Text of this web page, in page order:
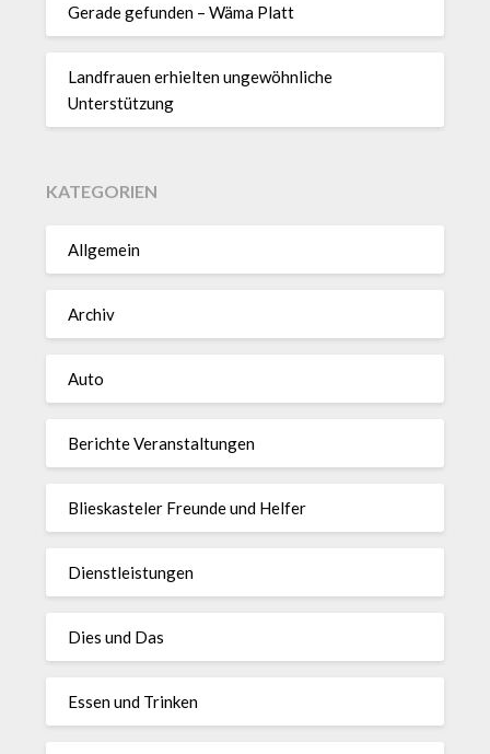
Gerade gefunden – Wäma Platt
Landfrauen erhielten ungewöhnliche
Unterstützung
KATEGORIEN
Allgemein
Archiv
Auto
Berichte Veranstaltungen
Blieskasteler Freunde und Helfer
Dienstleistungen
Dies und Das
Essen und Trinken